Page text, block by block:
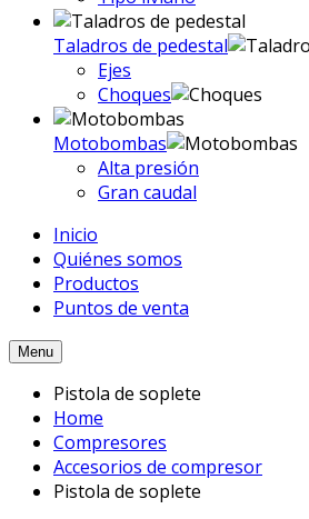
Taladros de pedestal
Ejes
Choques
Motobombas
Alta presión
Gran caudal
Inicio
Quiénes somos
Productos
Puntos de venta
Menu
Pistola de soplete
Home
Compresores
Accesorios de compresor
Pistola de soplete